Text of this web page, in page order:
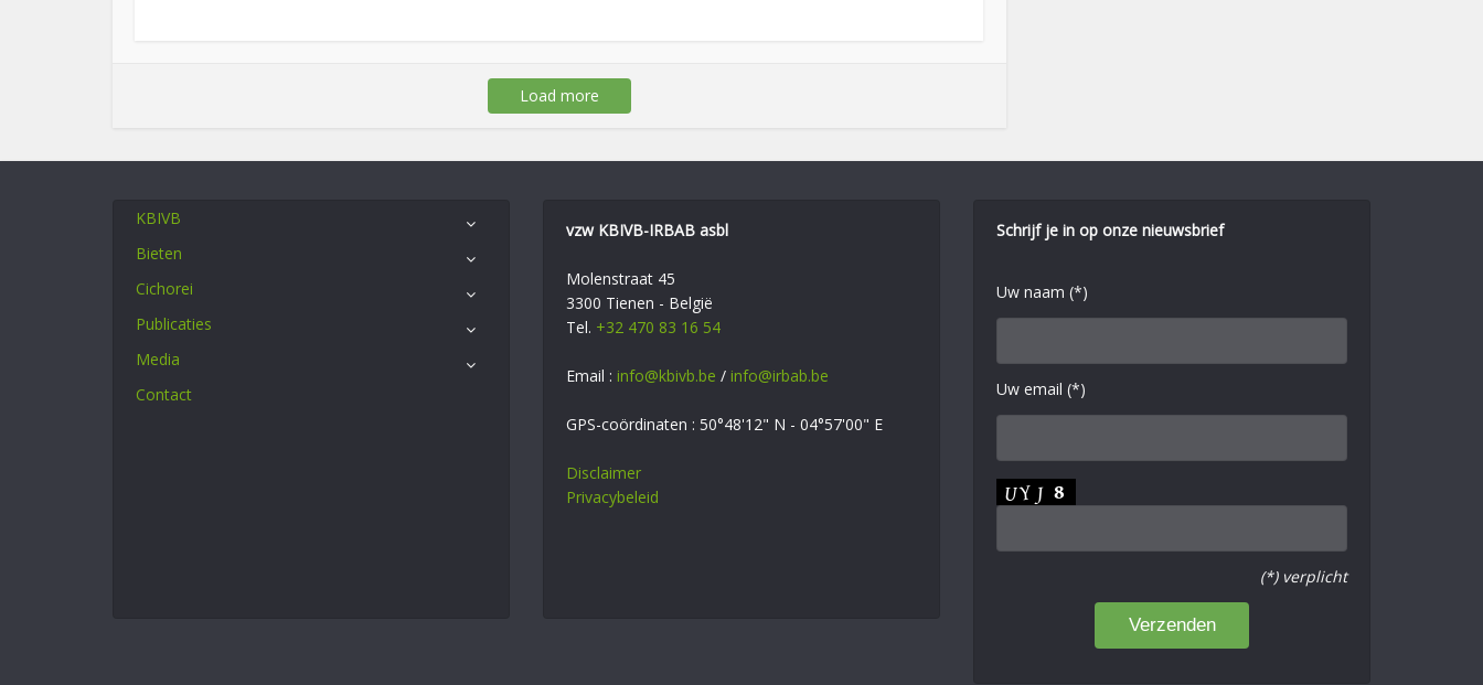
Load more
KBIVB
Bieten
Cichorei
Publicaties
Media
Contact
vzw KBIVB-IRBAB asbl
Molenstraat 45
3300 Tienen - België
Tel. +32 470 83 16 54
Email : info@kbivb.be / info@irbab.be
GPS-coördinaten : 50°48'12" N - 04°57'00" E
Disclaimer
Privacybeleid
Schrijf je in op onze nieuwsbrief
Uw naam (*)
Uw email (*)
(*) verplicht